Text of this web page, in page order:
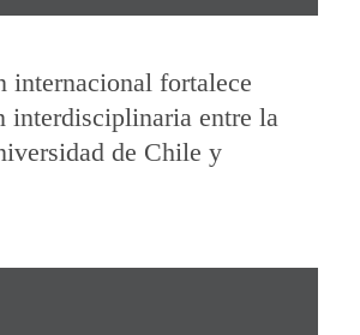
internacional fortalece
interdisciplinaria entre la
de Chile y